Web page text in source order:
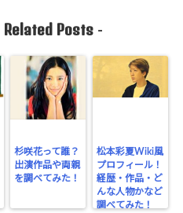
Related Posts-
杉咲花って誰？
出演作品や両親
を調べてみた！
松本彩夏Wiki風
プロフィール！
経歴・作品・ど
んな人物かなど
調べてみた！